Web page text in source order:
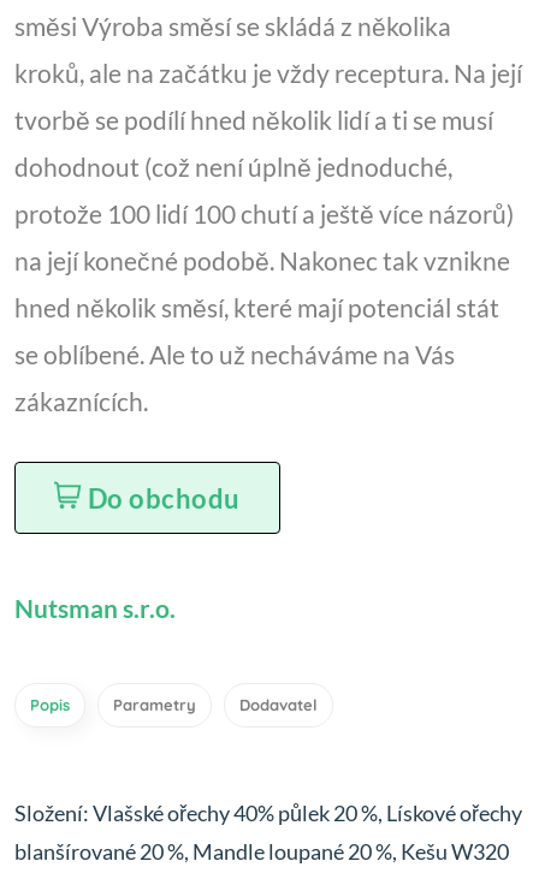
směsi Výroba směsí se skládá z několika
kroků, ale na začátku je vždy receptura. Na její
tvorbě se podílí hned několik lidí a ti se musí
dohodnout (což není úplně jednoduché,
protože 100 lidí 100 chutí a ještě více názorů)
na její konečné podobě. Nakonec tak vznikne
hned několik směsí, které mají potenciál stát
se oblíbené. Ale to už necháváme na Vás
zákaznících.
Do obchodu
Nutsman s.r.o.
Popis Parametry Dodavatel
Složení: Vlašské ořechy 40% půlek 20 %, Lískové ořechy
blanšírované 20 %, Mandle loupané 20 %, Kešu W320